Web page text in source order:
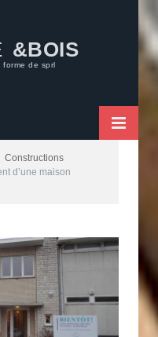
&BOIS
de sprl
Constructions
d’une maison